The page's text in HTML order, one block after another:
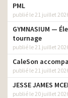
PML
publié le 21 juillet
GYMNASIUM —
tournage
publié le 21 juillet
CaleSon
publié le 21 juillet
JESSE JAMES
publié le 20 juillet